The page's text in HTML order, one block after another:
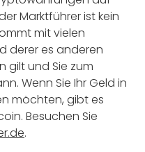
Marktführer ist kein
mit vielen
derer es anderen
gilt und Sie zum
Wenn Sie Ihr Geld in
möchten, gibt es
Besuchen Sie
.